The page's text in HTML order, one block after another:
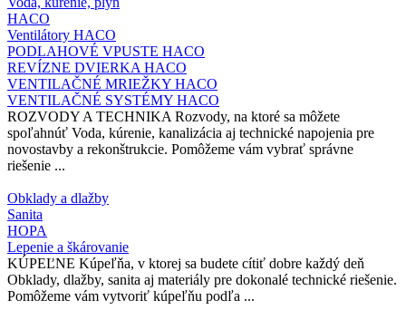
HACO
Ventilátory HACO
PODLAHOVÉ VPUSTE HACO
REVÍZNE DVIERKA HACO
VENTILAČNÉ MRIEŽKY HACO
VENTILAČNÉ SYSTÉMY HACO
ROZVODY A TECHNIKA Rozvody, na ktoré sa môžete
spoľahnúť Voda, kúrenie, kanalizácia aj technické napojenia pre
novostavby a rekonštrukcie. Pomôžeme vám vybrať správne
riešenie ...
Obklady a dlažby
Sanita
HOPA
Lepenie a škárovanie
KÚPEĽNE Kúpeľňa, v ktorej sa budete cítiť dobre každý deň
Obklady, dlažby, sanita aj materiály pre dokonalé technické riešenie.
Pomôžeme vám vytvoriť kúpeľňu podľa ...